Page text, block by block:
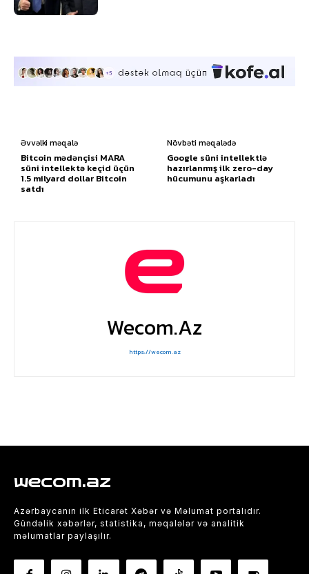
Əvvəlki məqalə
Bitcoin mədənçisi MARA
süni intellektə keçid üçün
1.5 milyard dollar Bitcoin
satdı
Növbəti məqalədə
Google süni intellektlə
hazırlanmış ilk zero-day
hücumunu aşkarladı
Wecom.az
https://wecom.az
wecom.az
Azərbaycanın ilk Eticarət Xəbər və Məlumat portalıdır.
Gündəlik xəbərlər, statistika, məqalələr və analitik
məlumatlar paylaşılır.